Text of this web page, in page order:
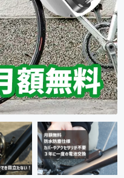
for Social GoodCAMPFIRE
ふるさと納税machi-yaコミュ